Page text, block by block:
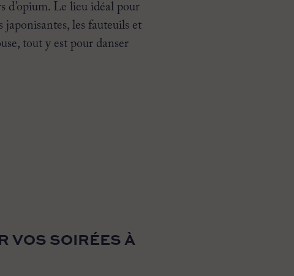
d’opium. Le lieu idéal pour
japonisantes, les fauteuils et
tout y est pour danser
VOS SOIRÉES À